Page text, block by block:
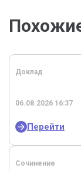
Доклад
06.08.2026 16:37
Перейти
Сочинение